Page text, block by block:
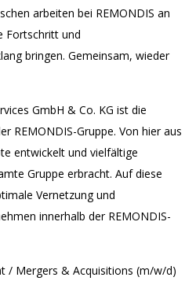
arbeiten bei REMONDIS an
Fortschritt und
bringen. Gemeinsam, wieder
GmbH & Co. KG ist die
REMONDIS-Gruppe. Von hier aus
entwickelt und vielfältige
Gruppe erbracht. Auf diese
Vernetzung und
innerhalb der REMONDIS-
/ Mergers & Acquisitions (m/w/d)